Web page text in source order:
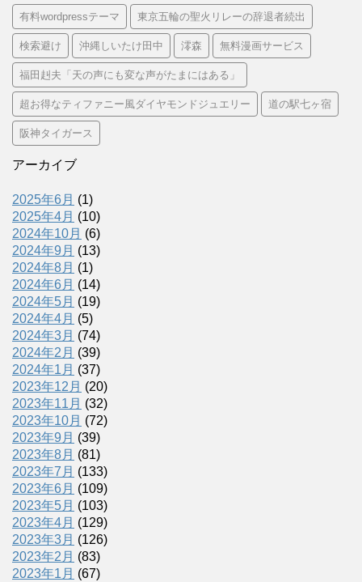
有料wordpressテーマ 東京五輪の聖火リレーの辞退者続出
検索避け 沖縄しいたけ田中 澪森 無料漫画サービス
福田赳夫「天の声にも変な声がたまにはある」
超お得なティファニー風ダイヤモンドジュエリー 道の駅七ヶ宿
阪神タイガース
アーカイブ
2025年6月 (1)
2025年4月 (10)
2024年10月 (6)
2024年9月 (13)
2024年8月 (1)
2024年6月 (14)
2024年5月 (19)
2024年4月 (5)
2024年3月 (74)
2024年2月 (39)
2024年1月 (37)
2023年12月 (20)
2023年11月 (32)
2023年10月 (72)
2023年9月 (39)
2023年8月 (81)
2023年7月 (133)
2023年6月 (109)
2023年5月 (103)
2023年4月 (129)
2023年3月 (126)
2023年2月 (83)
2023年1月 (67)